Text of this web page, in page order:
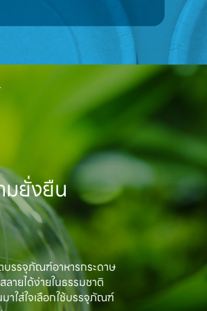
มยั่งยืน
บรรจุภัณฑ์อาหารกระดาษ
ายได้ง่ายในธรรมชาติ
ใส่ใจเลือกใช้บรรจุภัณฑ์